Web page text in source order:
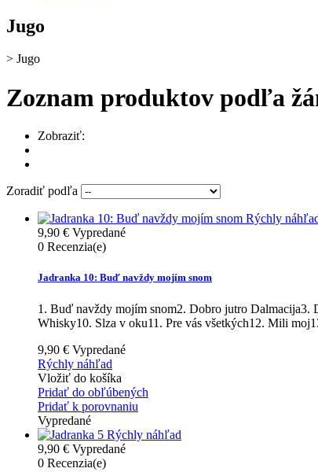
Jugo
> Jugo
Zoznam produktov podľa
Zobraziť:
Zoradiť podľa
Rýchly
9,90 € Vypredané
0 Recenzia(e)
Jadranka 10: Buď navždy mojím snom
1. Buď navždy mojím snom2. Dobro jutro Dalmacija3.
Whisky10. Slza v oku11. Pre vás všetkých12. Mili
9,90 € Vypredané
Rýchly náhľad
Vložiť do košíka
Pridať do obľúbených
Pridať k porovnaniu
Vypredané
Rýchly náhľad
9,90 € Vypredané
0 Recenzia(e)